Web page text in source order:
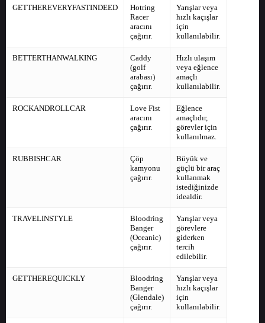
GETTHEREVERYFASTINDEED
Hotring
Racer
aracını
çağırır.
Yarışlar veya
hızlı kaçışlar
için
kullanılabilir.
BETTERTHANWALKING
Caddy
(golf
arabası)
çağırır.
Hızlı ulaşım
veya eğlence
amaçlı
kullanılabilir.
ROCKANDROLLCAR
Love Fist
aracını
çağırır.
Eğlence
amaçlıdır,
görevler için
kullanılmaz.
RUBBISHCAR
Çöp
kamyonu
çağırır.
Büyük ve
güçlü bir araç
kullanmak
istediğinizde
idealdir.
TRAVELINSTYLE
Bloodring
Banger
(Oceanic)
çağırır.
Yarışlar veya
görevlere
giderken
tercih
edilebilir.
GETTHEREQUICKLY
Bloodring
Banger
(Glendale)
çağırır.
Yarışlar veya
hızlı kaçışlar
için
kullanılabilir.